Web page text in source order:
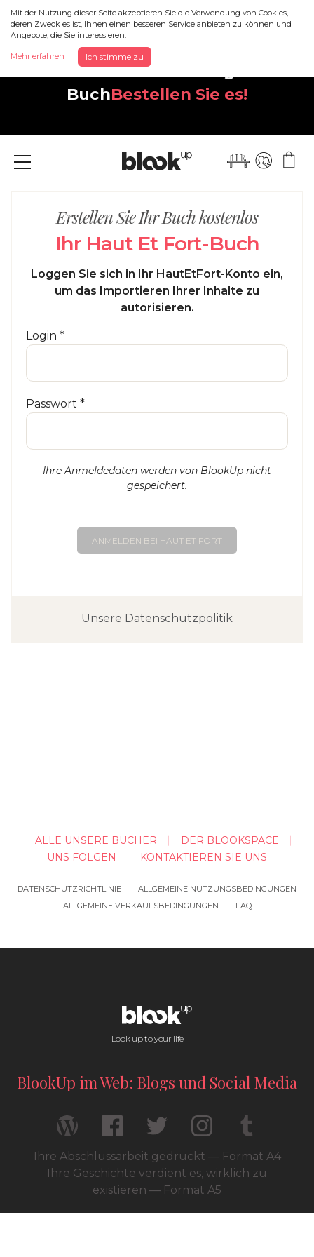
Mit der Nutzung dieser Seite akzeptieren Sie die Verwendung von Cookies,
deren Zweck es ist, Ihnen einen besseren Service anbieten zu können und
Angebote, die Sie interessieren.
Mehr erfahren Ich stimme zu
Entdecken Sie Ihr neues,
wunderschönes Instagram-
BuchBestellen Sie es!
Menü
Erstellen Sie Ihr Buch kostenlos
Ihr Haut Et Fort-Buch
Loggen Sie sich in Ihr HautEtFort-Konto ein,
um das Importieren Ihrer Inhalte zu
autorisieren.
Login *
Passwort *
Ihre Anmeldedaten werden von BlookUp nicht
gespeichert.
ANMELDEN BEI HAUT ET FORT
Unsere Datenschutzpolitik
ALLE UNSERE BÜCHER
DER BLOOKSPACE
UNS FOLGEN
KONTAKTIEREN SIE UNS
DATENSCHUTZRICHTLINIE
ALLGEMEINE NUTZUNGSBEDINGUNGEN
ALLGEMEINE VERKAUFSBEDINGUNGEN
FAQ
Look up to your life !
BlookUp im Web: Blogs und Social Media
Ihre Abschlussarbeit gedruckt — Format A4
Ihre Geschichte verdient es, wirklich zu
existieren — Format A5